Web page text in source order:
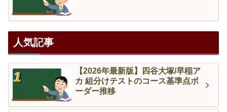
人気記事
【2026年最新版】四谷大塚/早稲ア
カ 組分けテストのコース基準点ボ
ーダー推移